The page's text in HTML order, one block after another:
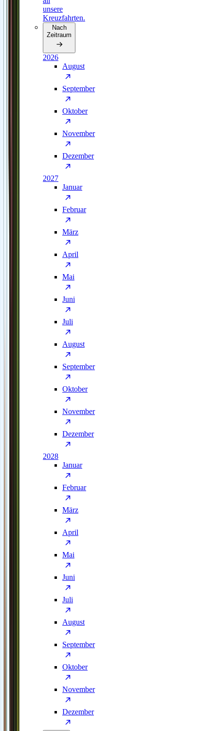
unsere
Kreuzfahrten.
Nach
Zeitraum
2026
August
September
Oktober
November
Dezember
2027
Januar
Februar
März
April
Mai
Juni
Juli
August
September
Oktober
November
Dezember
2028
Januar
Februar
März
April
Mai
Juni
Juli
August
September
Oktober
November
Dezember